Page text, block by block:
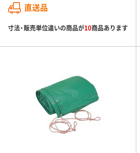
直送品
寸法・販売単位違いの商品が10商品あります